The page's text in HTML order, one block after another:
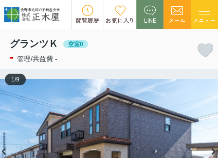
閲覧履歴 お気に入り LINE メール メニュー
この物件の募集は終了しました。
グランツＫ 空室0
- 管理/共益費 -
1/9